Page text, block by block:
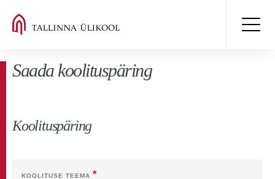
Saada koolituspäring
Koolituspäring
KOOLITUSE TEEMA